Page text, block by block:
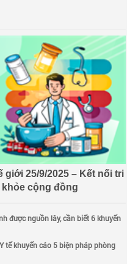
25/9/2025 – Kết nối tri
cộng đồng
được nguồn lây, cần biết 6 khuyến
tế khuyến cáo 5 biện pháp phòng